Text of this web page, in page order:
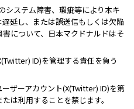
システム障害、瑕疵等により本キ
延し、または誤送信もしくは欠陥
について、日本マクドナルドはそ
ID)を管理する責任を負う
ザーアカウント(X(Twitter) ID)を第
は利用することを禁じます。